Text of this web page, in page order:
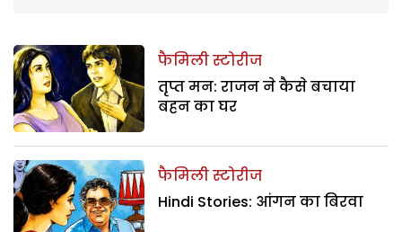
फैमिली स्टोरीज
तृप्त मन: राजन ने कैसे बचाया
बहन का घर
फैमिली स्टोरीज
Hindi Stories: आंगन का बिरवा